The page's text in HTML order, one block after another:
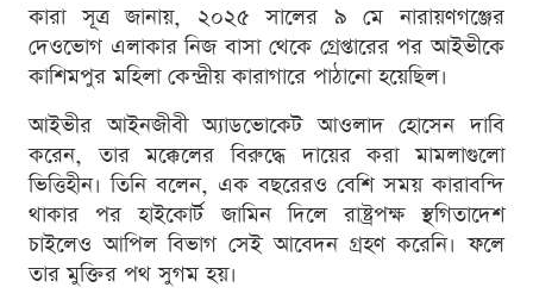
কারা সূত্র জানায়, ২০২৫ সালের ৯ মে নারায়ণগঞ্জের
দেওভোগ এলাকার নিজ বাসা থেকে গ্রেপ্তারের পর আইভীকে
কাশিমপুর মহিলা কেন্দ্রীয় কারাগারে পাঠানো হয়েছিল।
আইভীর আইনজীবী অ্যাডভোকেট আওলাদ হোসেন দাবি
করেন, তার মক্কেলের বিরুদ্ধে দায়ের করা মামলাগুলো
ভিত্তিহীন। তিনি বলেন, এক বছরেরও বেশি সময় কারাবন্দি
থাকার পর হাইকোর্ট জামিন দিলে রাষ্ট্রপক্ষ স্থগিতাদেশ
চাইলেও আপিল বিভাগ সেই আবেদন গ্রহণ করেনি। ফলে
তার মুক্তির পথ সুগম হয়।